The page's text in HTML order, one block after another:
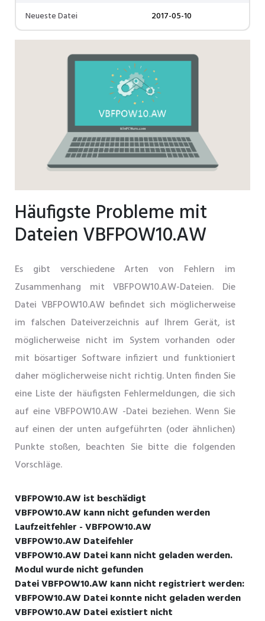
Neueste Datei 2017-05-10
Häufigste Probleme mit
Dateien VBFPOW10.AW
Es gibt verschiedene Arten von Fehlern im
Zusammenhang mit VBFPOW10.AW-Dateien. Die
Datei VBFPOW10.AW befindet sich möglicherweise
im falschen Dateiverzeichnis auf Ihrem Gerät, ist
möglicherweise nicht im System vorhanden oder
mit bösartiger Software infiziert und funktioniert
daher möglicherweise nicht richtig. Unten finden Sie
eine Liste der häufigsten Fehlermeldungen, die sich
auf eine VBFPOW10.AW -Datei beziehen. Wenn Sie
auf einen der unten aufgeführten (oder ähnlichen)
Punkte stoßen, beachten Sie bitte die folgenden
Vorschläge.
VBFPOW10.AW ist beschädigt
VBFPOW10.AW kann nicht gefunden werden
Laufzeitfehler - VBFPOW10.AW
VBFPOW10.AW Dateifehler
VBFPOW10.AW Datei kann nicht geladen werden.
Modul wurde nicht gefunden
Datei VBFPOW10.AW kann nicht registriert werden:
VBFPOW10.AW Datei konnte nicht geladen werden
VBFPOW10.AW Datei existiert nicht